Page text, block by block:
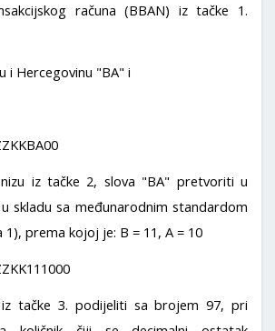
računa (BBAN) iz tačke 1.
i Hercegovinu "BA" i
iz tačke 2, slova "BA" pretvoriti u
skladu sa međunarodnim standardom
1), prema kojoj je: B = 11, A = 10
tačke 3. podijeliti sa brojem 97, pri